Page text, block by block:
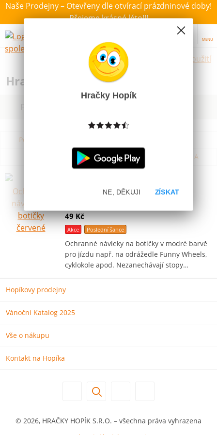
Naše Prodejny – Otevřeny dle otvírací prázdninové doby!
Přejeme krásné léto!!!
MENU
Hračky dle použití
Hračky na ven a zahradu
Filtrovat dle dostupnosti, ceny, výrobce
Podle názvu od A do Z
Od nejlevnějšího
Podle názvu od Z do A
49 Kč
Akce Poslední šance
Ochranné návleky na botičky v modré barvě
pro jízdu např. na odrážedle Funny Wheels,
cyklokole apod. Nezanechávají stopy…
Hopíkovy prodejny
Vánoční Katalog 2025
Vše o nákupu
Kontakt na Hopíka
© 2026, HRAČKY HOPÍK S.R.O. – všechna práva vyhrazena
Hračky Hopík
ZÍSKAT
NE, DĚKUJI